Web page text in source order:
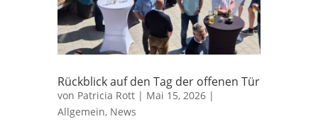
Rückblick auf den Tag der offenen Tür
von Patricia Rott| Mai 15, 2026|
Allgemein, News